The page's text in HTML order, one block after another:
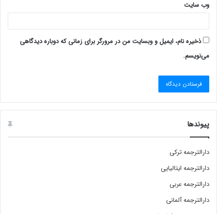
وب‌ سایت
ذخیره نام، ایمیل و وبسایت من در مرورگر برای زمانی که دوباره دیدگاهی
می‌نویسم.
پیوندها
دارالترجمه ترکی
دارالترجمه ایتالیایی
دارالترجمه عربی
دارالترجمه آلمانی